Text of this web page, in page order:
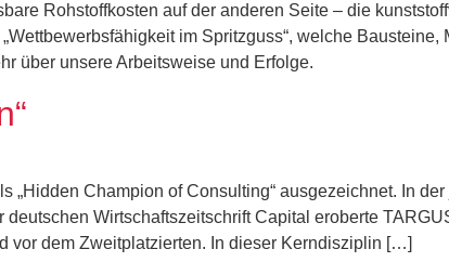
Rohstoffkosten auf der anderen Seite – die
im Spritzguss“, welche Bausteine,
über unsere Arbeitsweise und Erfolge.
Champion of Consulting“ ausgezeichnet. In der
Wirtschaftszeitschrift Capital eroberte
vor dem Zweitplatzierten. In dieser Kerndisziplin […]